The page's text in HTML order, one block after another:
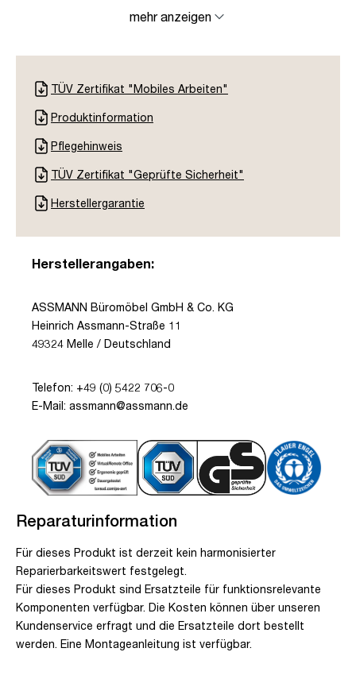
mehr anzeigen
TÜV Zertifikat "Mobiles Arbeiten"
Produktinformation
Pflegehinweis
TÜV Zertifikat "Geprüfte Sicherheit"
Herstellergarantie
Herstellerangaben:
ASSMANN Büromöbel GmbH & Co. KG
Heinrich Assmann-Straße 11
49324 Melle / Deutschland
Telefon: +49 (0) 5422 706-0
E-Mail: assmann@assmann.de
Reparaturinformation
Für dieses Produkt ist derzeit kein harmonisierter
Reparierbarkeitswert festgelegt.
Für dieses Produkt sind Ersatzteile für funktionsrelevante
Komponenten verfügbar. Die Kosten können über unseren
Kundenservice erfragt und die Ersatzteile dort bestellt
werden. Eine Montageanleitung ist verfügbar.